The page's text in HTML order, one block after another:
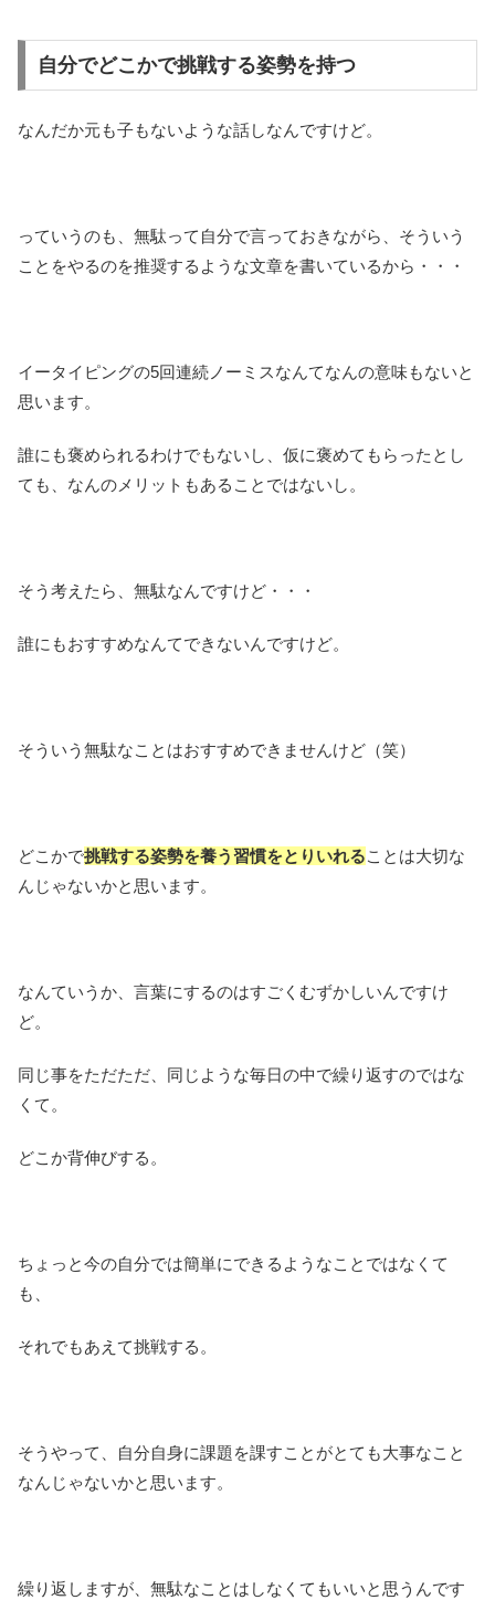
自分でどこかで挑戦する姿勢を持つ
なんだか元も子もないような話しなんですけど。
っていうのも、無駄って自分で言っておきながら、そういう
ことをやるのを推奨するような文章を書いているから・・・
イータイピングの5回連続ノーミスなんてなんの意味もないと
思います。
誰にも褒められるわけでもないし、仮に褒めてもらったとし
ても、なんのメリットもあることではないし。
そう考えたら、無駄なんですけど・・・
誰にもおすすめなんてできないんですけど。
そういう無駄なことはおすすめできませんけど（笑）
どこかで挑戦する姿勢を養う習慣をとりいれることは大切な
んじゃないかと思います。
なんていうか、言葉にするのはすごくむずかしいんですけ
ど。
同じ事をただただ、同じような毎日の中で繰り返すのではな
くて。
どこか背伸びする。
ちょっと今の自分では簡単にできるようなことではなくて
も、
それでもあえて挑戦する。
そうやって、自分自身に課題を課すことがとても大事なこと
なんじゃないかと思います。
繰り返しますが、無駄なことはしなくてもいいと思うんです